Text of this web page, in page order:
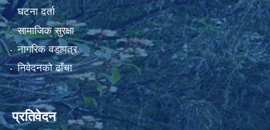
घटना दर्ता
सामाजिक सुरक्षा
नागरिक वडापत्र
निवेदनको ढाँचा
प्रतिवेदन